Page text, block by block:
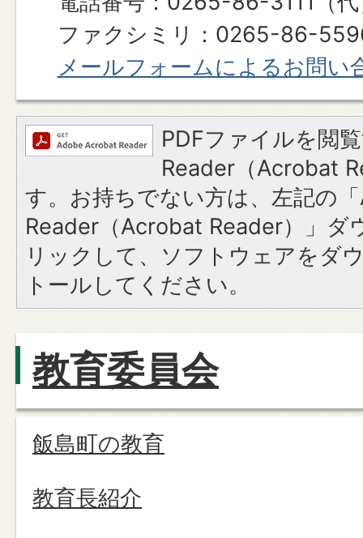
ファクシミリ：0265-86-
メールフォームによるお問い
PDFファイルを閲
Reader（Acrobat
す。お持ちでない方は、左記の
Reader（Acrobat Reader）」ダ
リックして、ソフトウェアをダ
トールしてください。
教育委員会
飯島町の教育
教育長紹介